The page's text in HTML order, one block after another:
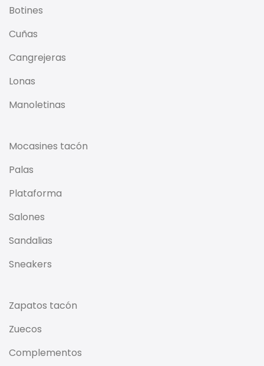
Botines
Cuñas
Cangrejeras
Lonas
Manoletinas
Mocasines tacón
Palas
Plataforma
Salones
Sandalias
Sneakers
Zapatos tacón
Zuecos
Complementos